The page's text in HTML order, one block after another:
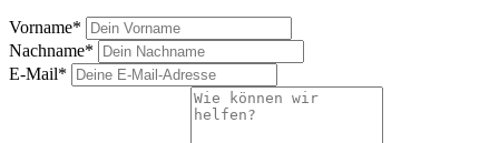
Vorname*
Nachname*
E-Mail*